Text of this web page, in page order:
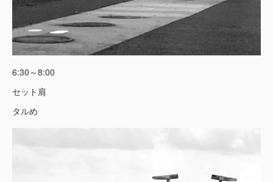
6:30～8:00
セット肩
タルめ